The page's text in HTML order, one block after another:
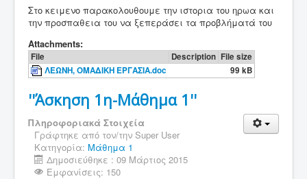
Στο κειμενο παρακολουθουμε την ιστορια του ηρωα και
την προσπαθεια του να ξεπεράσει τα προβλήματά του
Attachments:
File Description File size
ΛΕΩΝΗ, ΟΜΑΔΙΚΗ ΕΡΓΑΣΙΑ.doc
99 kB
''Άσκηση 1η-Μάθημα 1''
Πληροφοριακά Στοιχεία
Γράφτηκε από τον/την Super User
Κατηγορία: Μάθημα 1
Δημοσιεύθηκε : 09 Μάρτιος 2015
Εμφανίσεις: 150